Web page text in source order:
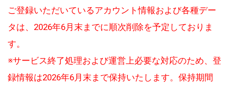
ご登録いただいているアカウント情報および各種デー
タは、2026年6月末までに順次削除を予定しておりま
す。
※サービス終了処理および運営上必要な対応のため、登
録情報は2026年6月末まで保持いたします。保持期間